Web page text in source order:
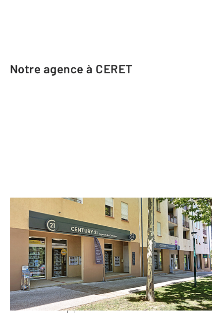
Notre agence à CERET
CENTURY 21 Agence des Cerisiers
2 Avenue Simon Battle Résidence
Tins'Simo Parc
CERET - 66400
Envoyer un message